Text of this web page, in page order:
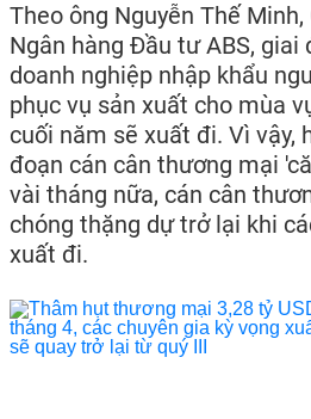
Theo ông Nguyễn Thế
Ngân hàng Đầu tư ABS, giai
doanh nghiệp nhập khẩu
phục vụ sản xuất cho mùa
cuối năm sẽ xuất đi. Vì vậy,
đoạn cán cân thương mại
vài tháng nữa, cán cân
chóng thặng dự trở lại khi
xuất đi.